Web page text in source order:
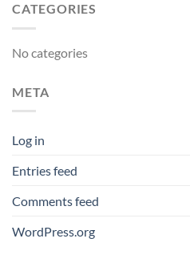
CATEGORIES
No categories
META
Log in
Entries feed
Comments feed
WordPress.org